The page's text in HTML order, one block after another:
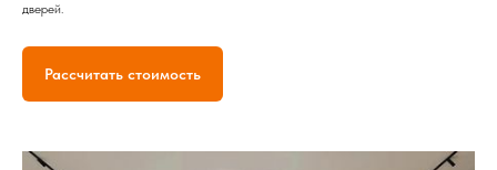
дверей.
Рассчитать стоимость